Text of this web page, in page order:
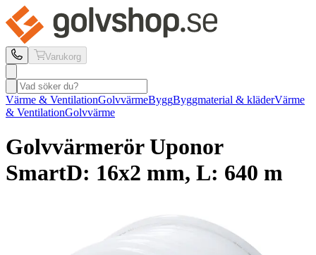
Varukorg
Värme & VentilationGolvvärmeByggByggmaterial & kläderVärme
& VentilationGolvvärme
Golvvärmerör Uponor
SmartD: 16x2 mm, L: 640 m